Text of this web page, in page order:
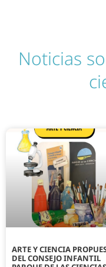
Noticias
ARTE Y CIENCIA
DEL CONSEJO INFANTIL